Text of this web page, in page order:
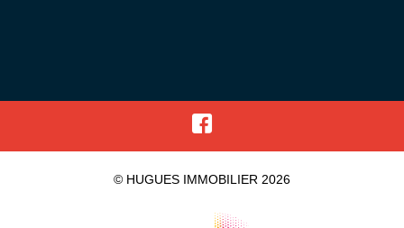
© HUGUES IMMOBILIER 2026